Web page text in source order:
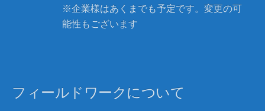
※企業様はあくまでも予定です。変更の可
能性もございます
フィールドワークについて